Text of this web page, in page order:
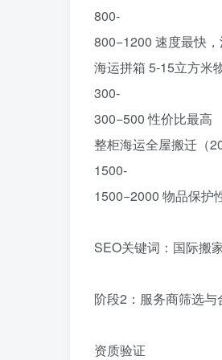
800-
800−1200 速度最快
海运拼箱 5-15立方米
300-
300−500 性价比最高
整柜海运全屋搬迁（
1500-
1500−2000 物品保护
SEO关键词‌：国际搬
阶段2：服务商筛选与
资质验证‌